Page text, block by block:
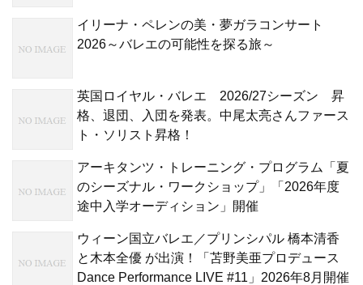
イリーナ・ペレンの美・夢ガラコンサート
2026～バレエの可能性を探る旅～
英国ロイヤル・バレエ 2026/27シーズン 昇
格、退団、入団を発表。中尾太亮さんファース
ト・ソリスト昇格！
アーキタンツ・トレーニング・プログラム「夏
のシーズナル・ワークショップ」「2026年度
途中入学オーディション」開催
ウィーン国立バレエ／プリンシパル 橋本清香
と木本全優 が出演！「苫野美亜プロデュース
Dance Performance LIVE #11」2026年8月開催